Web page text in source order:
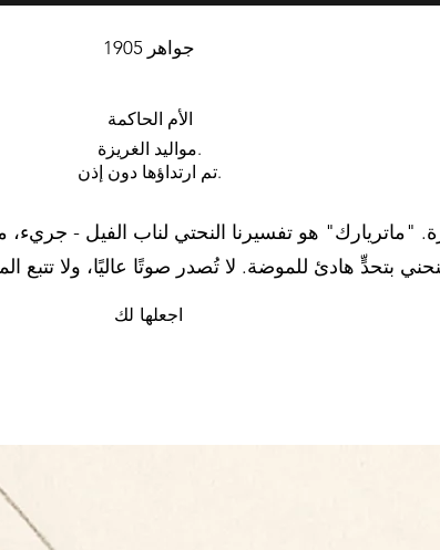
جواهر 1905
الأم الحاكمة
مواليد الغريزة.
تم ارتداؤها دون إذن.
"ماتريارك" هو تفسيرنا النحتي لناب الفيل - جريء،
بتحدٍّ هادئ للموضة. لا تُصدر صوتًا عاليًا، ولا تتبع
اجعلها لك